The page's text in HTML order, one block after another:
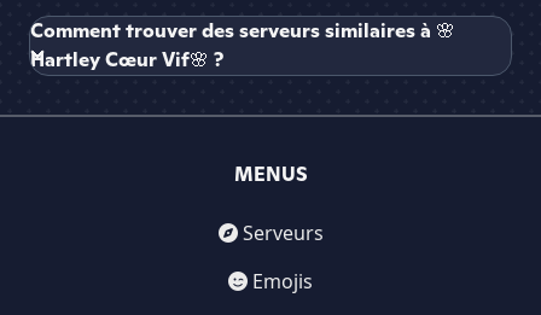
Comment trouver des serveurs similaires à 🌸
Hartley Cœur Vif🌸 ?
MENUS
Serveurs
Emojis